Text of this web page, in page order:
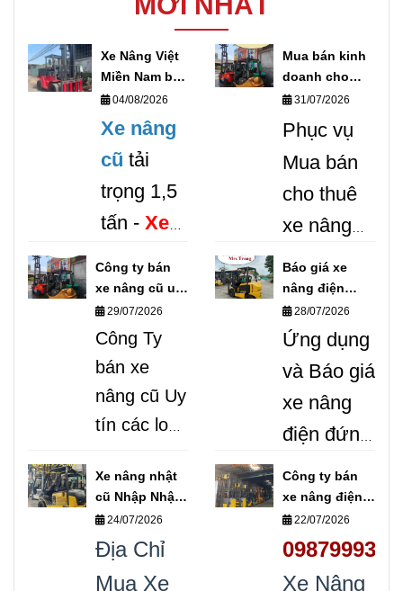
Xe Nâng Việt
Miền Nam bán
xe nâng điện
cũ uy tín giá
rẻ
04/08/2026
Xe nâng
cũ tải
trọng 1,5
tấn - Xe
Việt Miền
Nam Bán
xe nâng
điện 1,5
tấn cũ
GIÁ
RẺ.dịch
vụ cho
Mua bán kinh
doanh cho
thuê xe nâng
quốc
31/07/2026
Phục vụ
Mua bán
cho thuê
xe nâng
cũ / mới
trên toàn
quốc.
Hotline
0987.999.307
/ 0868.
405.519
Ms
Trang.Mua
bán kinh
doanh xe
Công ty bán
xe nâng cũ uy
tín các loại
29/07/2026
Công Ty
bán xe
nâng cũ Uy
tín các loại.
nâng dầu
cũ/ xe
nâng điện
Báo giá xe
nâng điện
đứng lái/ xe
nâng điện
ngồi lái
0987999307
28/07/2026
Ứng dụng
và Báo giá
xe nâng
điện đứng
lái/ Xe
nâng điện
ngồi lái đã
qua sử
Xe nâng nhật
cũ Nhập Nhật
các loại
24/07/2026
Địa Chỉ
Mua Xe
Công ty bán
xe nâng điện
mới cũ các
22/07/2026
0987999307
Xe Nâng